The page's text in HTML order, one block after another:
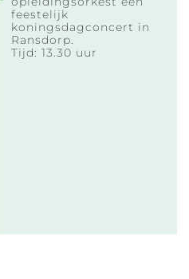
feestelijk
koningsdagconcert in
Ransdorp.
Tijd: 13.30 uur